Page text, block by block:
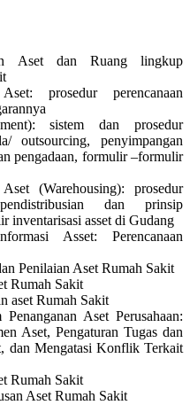
Aset dan Ruang lingkup
prosedur perencanaan
sistem dan prosedur
outsourcing, penyimpangan
pengadaan, formulir –formulir
(Warehousing): prosedur
dan prinsip
inventarisasi asset di Gudang
Asset: Perencanaan
Penilaian Aset Rumah Sakit
Rumah Sakit
aset Rumah Sakit
Aset Perusahaan:
Aset, Pengaturan Tugas dan
dan Mengatasi Konflik Terkait
Rumah Sakit
Aset Rumah Sakit